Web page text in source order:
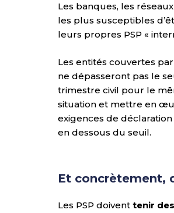
Les banques, les
les plus susceptibles
leurs propres PSP «
Les entités couvertes
ne dépasseront pas le
trimestre civil pour le
situation et mettre en
exigences de
en dessous du seuil.
Et concrètement,
Les PSP doivent tenir